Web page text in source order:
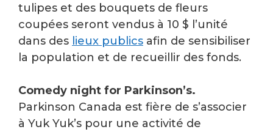
tulipes et des bouquets de fleurs
coupées seront vendus à 10 $ l’unité
dans des lieux publics afin de sensibiliser
la population et de recueillir des fonds.
Comedy night for Parkinson’s.
Parkinson Canada est fière de s’associer
à Yuk Yuk’s pour une activité de